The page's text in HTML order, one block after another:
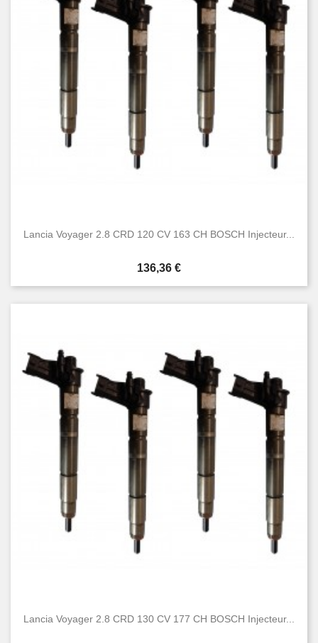
Lancia Voyager 2.8 CRD 120 CV 163 CH BOSCH Injecteur...
Prix
136,36 €
Lancia Voyager 2.8 CRD 130 CV 177 CH BOSCH Injecteur...